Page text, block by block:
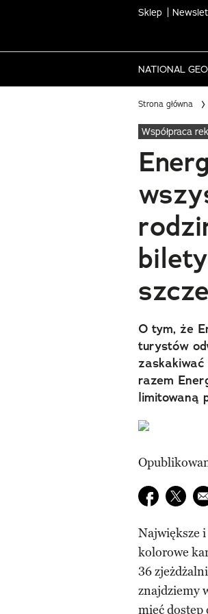
main
Sklep
NATIONAL
Strona główna
Współpraca
O tym, że
turystów
razem
limitowaną
UdostępnijE-
Największe
kolorowe
36
znajdziemy
mieć dostęp